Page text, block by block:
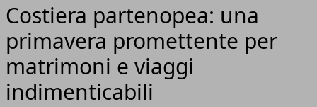
Costiera partenopea: una
primavera promettente per
matrimoni e viaggi
indimenticabili